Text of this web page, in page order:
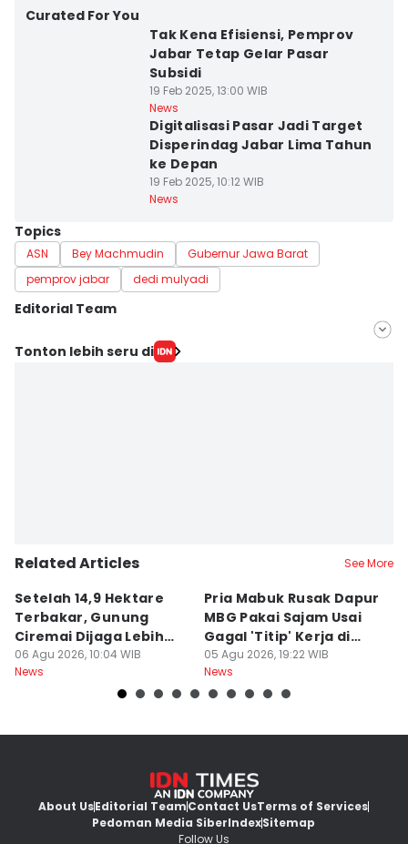
Curated For You
Tak Kena Efisiensi, Pemprov
Jabar Tetap Gelar Pasar
Subsidi
19 Feb 2025, 13:00 WIB
News
Digitalisasi Pasar Jadi Target
Disperindag Jabar Lima Tahun
ke Depan
19 Feb 2025, 10:12 WIB
News
Topics
ASN Bey Machmudin
Gubernur Jawa Barat
pemprov jabar
dedi mulyadi
Editorial Team
Editor
Tonton lebih seru di
Related Articles See More
Setelah 14,9 Hektare
Terbakar, Gunung
Ciremai Dijaga Lebih
Ketat
06 Agu 2026, 10:04 WIB
News
Pria Mabuk Rusak Dapur
MBG Pakai Sajam Usai
Gagal 'Titip' Kerja di
Sukabumi
05 Agu 2026, 19:22 WIB
News
About UsEditorial TeamContact UsTerms of Services
Pedoman Media SiberIndexSitemap
Follow Us